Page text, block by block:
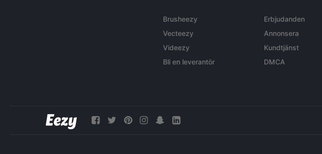
Brusheezy
Vecteezy
Videezy
Bli en leverantör
Erbjudanden
Annonsera
Kundtjänst
DMCA